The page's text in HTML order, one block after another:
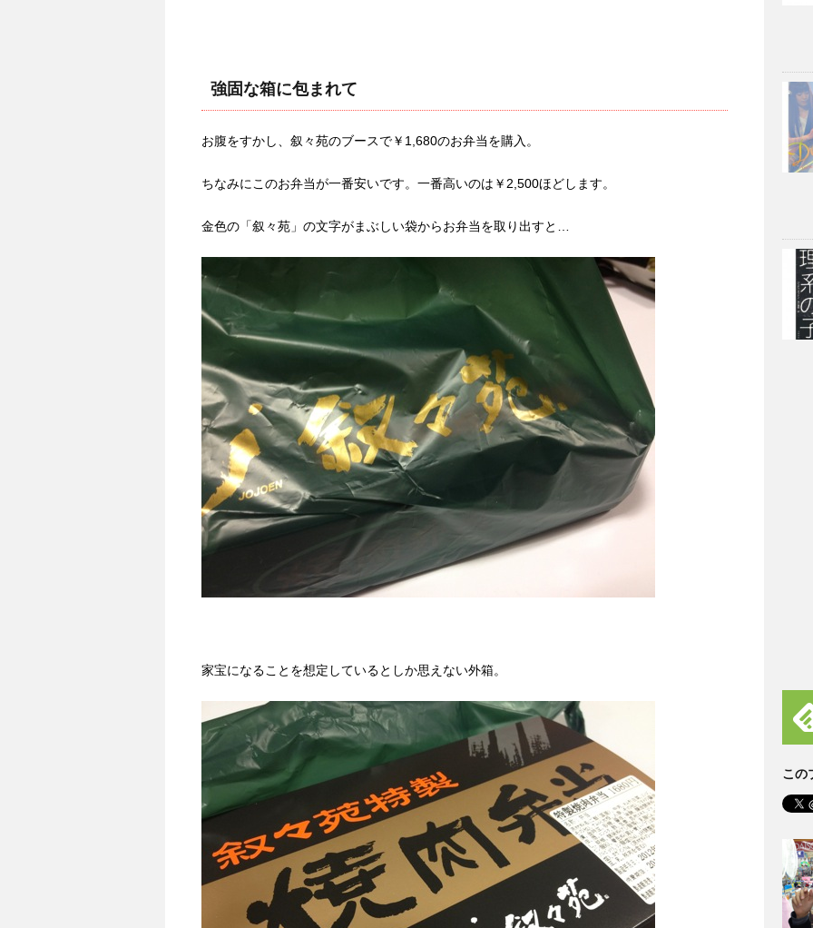
強固な箱に包まれて
お腹をすかし、叙々苑のブースで￥1,680のお弁当を購入。
ちなみにこのお弁当が一番安いです。一番高いのは￥2,500ほどします。
金色の「叙々苑」の文字がまぶしい袋からお弁当を取り出すと…
家宝になることを想定しているとしか思えない外箱。
この